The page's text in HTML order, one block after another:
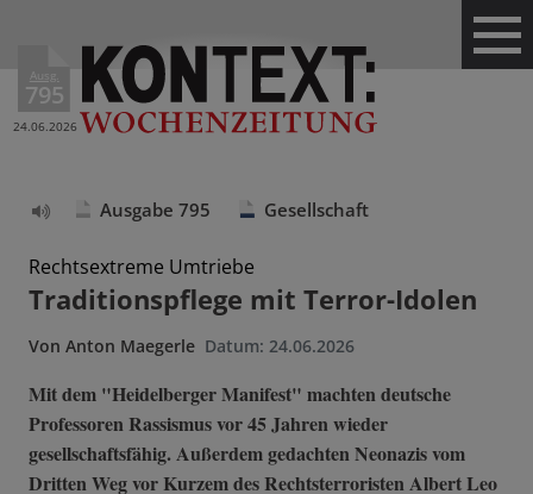
Ausg.
795
24.06.2026
vorlesen
Ausgabe 795 Gesellschaft
Rechtsextreme Umtriebe
Traditionspflege mit Terror-Idolen
Von Anton Maegerle Datum: 24.06.2026
Mit dem "Heidelberger Manifest" machten deutsche
Professoren Rassismus vor 45 Jahren wieder
gesellschaftsfähig. Außerdem gedachten Neonazis vom
Dritten Weg vor Kurzem des Rechtsterroristen Albert Leo